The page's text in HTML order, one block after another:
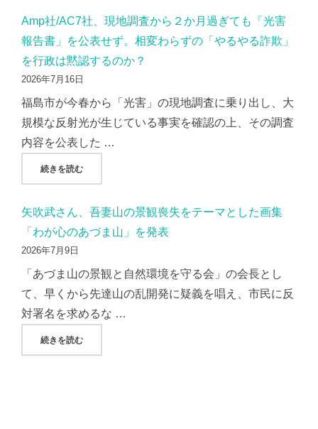
Amp社/AC7社、現地調査から２か月過ぎても「光害
報告書」を公表せず。相変わらずの「やるやる詐欺」
を行政は黙認するのか？
2026年7月16日
福島市が今春から「光害」の現地調査に乗り出し、大
規模な反射光が生じている事実を確認の上、その調査
内容を公表した …
続きを読む"AMP社/AC7社、現地調査から２か月過ぎても「光害報告
矢吹武さん、吾妻山の景観喪失をテーマとした画集
「わが心のあづま山」を発表
2026年7月9日
「あづま山の景観と自然環境を守る会」の会長とし
て、早くから先達山の乱開発に疑義を唱え、市民に反
対署名を求めるな …
続きを読む"矢吹武さん、吾妻山の景観喪失をテーマとした画集「わが